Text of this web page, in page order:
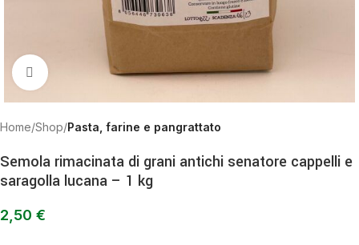
Clicca per ingrandire
Home Shop Pasta, farine e pangrattato
Semola rimacinata di grani antichi senatore cappelli e
saragolla lucana – 1 kg
2,50 €